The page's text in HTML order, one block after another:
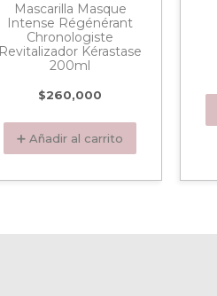
Mascarilla Masque
Intense Régénérant
Chronologiste
Revitalizador Kérastase
200ml
$260,000
➕ Añadir al carrito